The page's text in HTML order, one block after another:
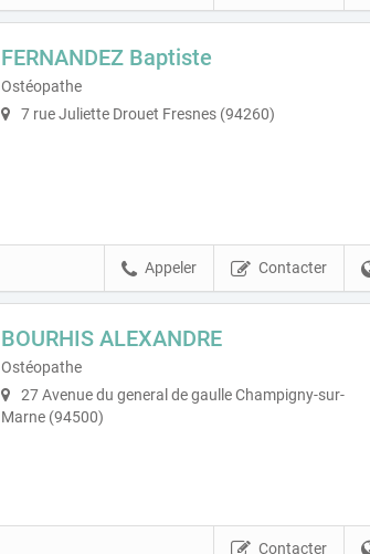
FERNANDEZ Baptiste
Ostéopathe
7 rue Juliette Drouet Fresnes (94260)
Contacter
Appeler
BOURHIS ALEXANDRE
Ostéopathe
27 Avenue du general de gaulle Champigny-sur-
Marne (94500)
Contacter